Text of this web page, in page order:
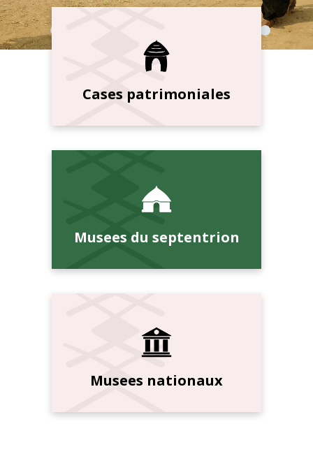
Cases patrimoniales
Musees du septentrion
Musees nationaux